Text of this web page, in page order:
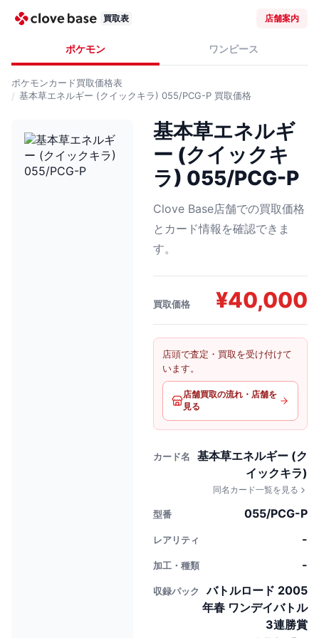
買取表 店舗案内
ポケモン ワンピース
ポケモンカード買取価格表
基本草エネルギー (クイックキラ) 055/PCG-P 買取価格
基本草エネルギ
ー (クイックキ
ラ) 055/PCG-P
Clove Base店舗での買取価格
とカード情報を確認できま
す。
買取価格 ¥40,000
店頭で査定・買取を受け付けて
います。
店舗買取の流れ・店舗を
見る
カード名
基本草エネルギー (ク
イックキラ)
同名カード一覧を見る
型番 055/PCG-P
レアリティ -
加工・種類 -
収録パック
バトルロード 2005
年春 ワンデイバトル
3連勝賞